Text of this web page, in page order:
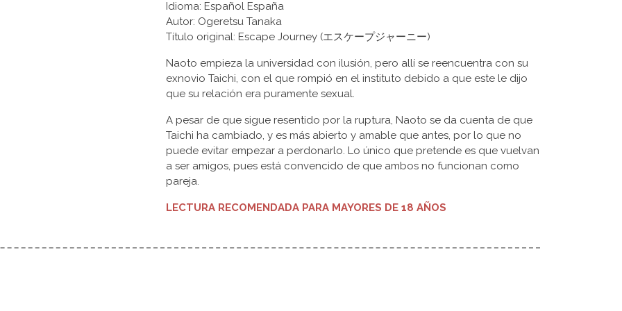
Idioma: Español España
Autor: Ogeretsu Tanaka
Título original: Escape Journey (エスケープジャーニー)
Naoto empieza la universidad con ilusión, pero allí se reencuentra con su
exnovio Taichi, con el que rompió en el instituto debido a que este le dijo
que su relación era puramente sexual.
A pesar de que sigue resentido por la ruptura, Naoto se da cuenta de que
Taichi ha cambiado, y es más abierto y amable que antes, por lo que no
puede evitar empezar a perdonarlo. Lo único que pretende es que vuelvan
a ser amigos, pues está convencido de que ambos no funcionan como
pareja.
LECTURA RECOMENDADA PARA MAYORES DE 18 AÑOS